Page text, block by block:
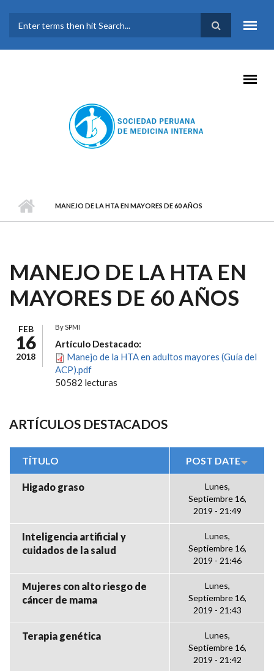
FORMULARIO DE
BÚSQUEDA
MANEJO DE LA HTA EN MAYORES DE 60 AÑOS
MANEJO DE LA HTA EN
MAYORES DE 60 AÑOS
FEB
16
2018
BySPMI
Artículo Destacado:
Manejo de la HTA en adultos mayores (Guía del
ACP).pdf
50582 lecturas
ARTÍCULOS DESTACADOS
TÍTULO POST DATE
Higado graso
Lunes,
Septiembre 16,
2019 - 21:49
Inteligencia artificial y
cuidados de la salud
Lunes,
Septiembre 16,
2019 - 21:46
Mujeres con alto riesgo de
cáncer de mama
Lunes,
Septiembre 16,
2019 - 21:43
Terapia genética
Lunes,
Septiembre 16,
2019 - 21:42